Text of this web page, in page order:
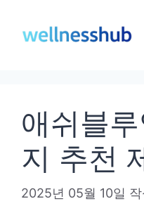
애쉬블
지 추천
2025년 05월 10일